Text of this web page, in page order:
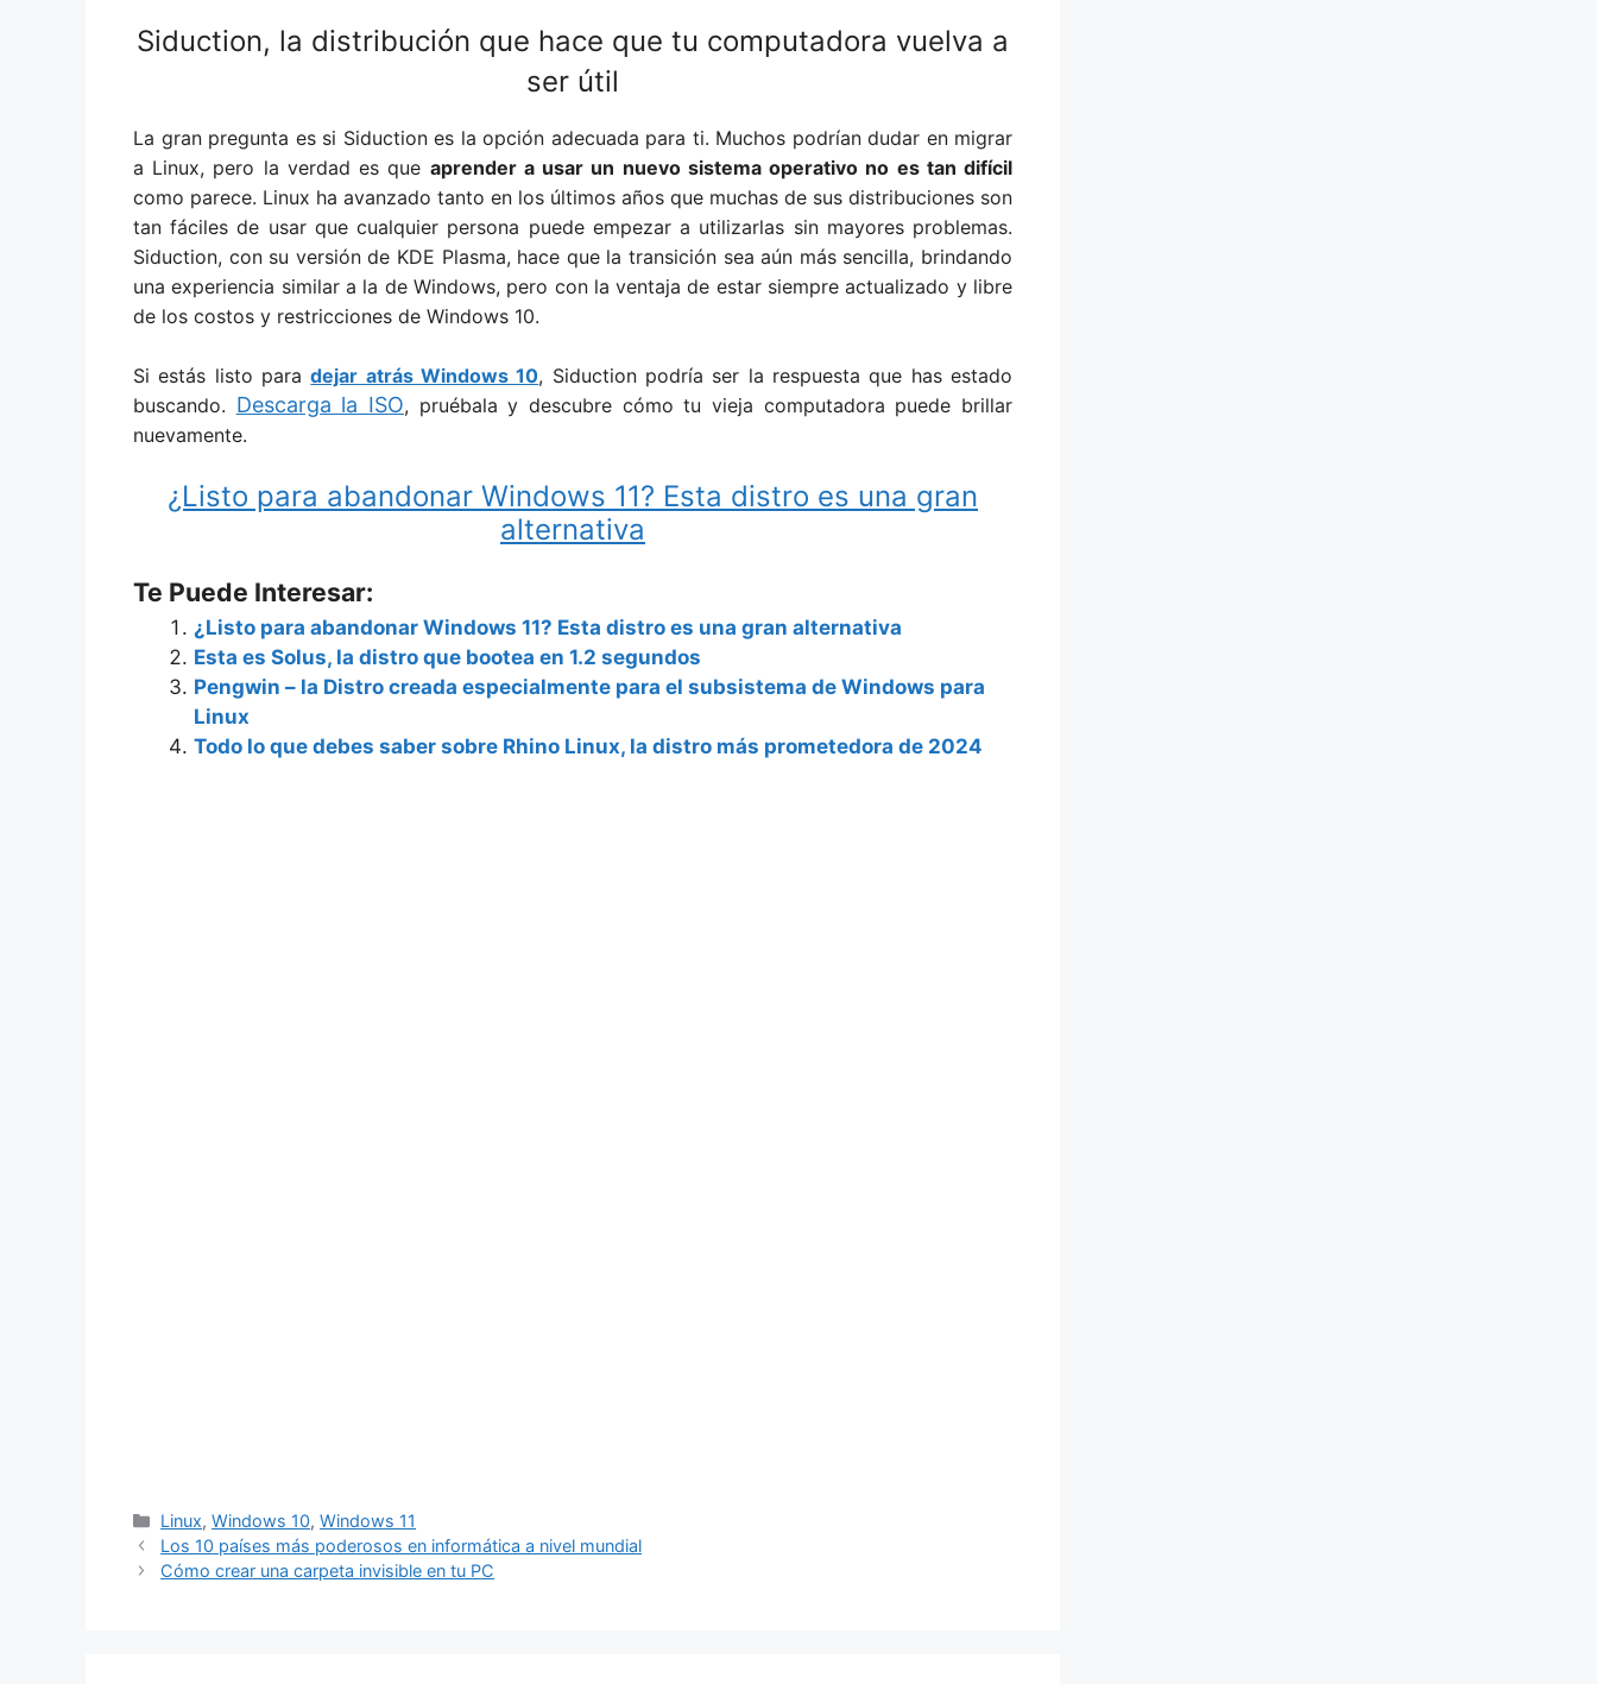
Siduction, la distribución que hace que tu computadora vuelva a
ser útil
La gran pregunta es si Siduction es la opción adecuada para ti. Muchos podrían dudar en migrar
a Linux, pero la verdad es que aprender a usar un nuevo sistema operativo no es tan difícil
como parece. Linux ha avanzado tanto en los últimos años que muchas de sus distribuciones son
tan fáciles de usar que cualquier persona puede empezar a utilizarlas sin mayores problemas.
Siduction, con su versión de KDE Plasma, hace que la transición sea aún más sencilla, brindando
una experiencia similar a la de Windows, pero con la ventaja de estar siempre actualizado y libre
de los costos y restricciones de Windows 10.
Si estás listo paradejar atrás Windows 10, Siduction podría ser la respuesta que has estado
buscando. Descarga la ISO, pruébala y descubre cómo tu vieja computadora puede brillar
nuevamente.
¿Listo para abandonar Windows 11? Esta distro es una gran
alternativa
Te Puede Interesar:
¿Listo para abandonar Windows 11? Esta distro es una gran alternativa
Esta es Solus, la distro que bootea en 1.2 segundos
Pengwin – la Distro creada especialmente para el subsistema de Windows para
Linux
Todo lo que debes saber sobre Rhino Linux, la distro más prometedora de 2024
Categorías
Linux,Windows 10,Windows 11
Los 10 países más poderosos en informática a nivel mundial
Cómo crear una carpeta invisible en tu PC